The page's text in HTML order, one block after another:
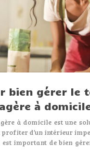
bien gérer le
à
à domicile est une
profiter d’un intérieur
est important de bien